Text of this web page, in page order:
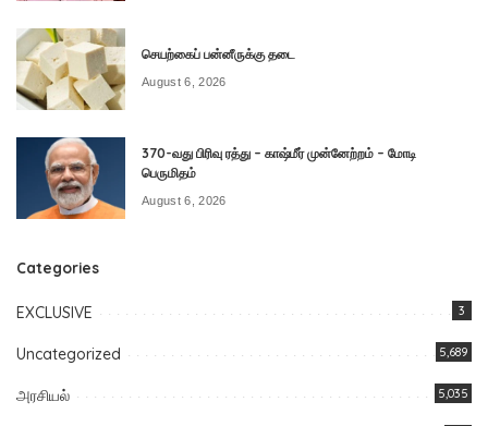
செயற்கைப் பன்னீருக்கு தடை
August 6, 2026
370-வது பிரிவு ரத்து – காஷ்மீர் முன்னேற்றம் – மோடி
பெருமிதம்
August 6, 2026
Categories
EXCLUSIVE 3
Uncategorized 5,689
அரசியல் 5,035